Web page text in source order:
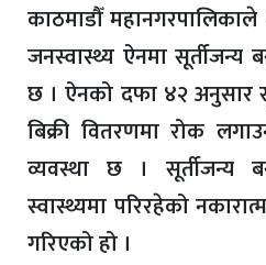
काठमाडौँ
जनस्वास्थ्य ऐनमा सूर्तीजन्य
छ । ऐनको दफा ४२ अनुसार
बिक्री वितरणमा रोक
व्यवस्था छ । सूर्तीजन्य
स्वास्थ्यमा परिरहेको
गरिएको हो ।